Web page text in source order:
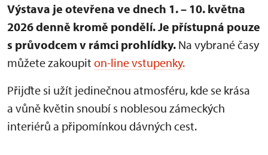
Výstava je otevřena ve dnech 1. – 10. května
2026 denně kromě pondělí.Je přístupná pouze
s průvodcem v rámci prohlídky. Na vybrané časy
můžete zakoupit on-line vstupenky.
Přijďte si užít jedinečnou atmosféru, kde se krása
a vůně květin snoubí s noblesou zámeckých
interiérů a připomínkou dávných cest.